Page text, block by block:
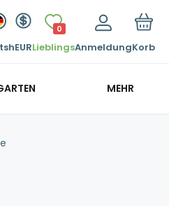
EUR
0
LieblingsAnmeldungKorb
MEHR